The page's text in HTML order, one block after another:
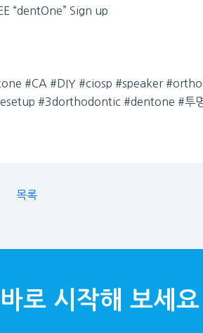
“dentOne” Sign up
#CA #DIY #ciosp #speaker
#3dorthodontic #dentone #투명
목록
로 시작해 보세요